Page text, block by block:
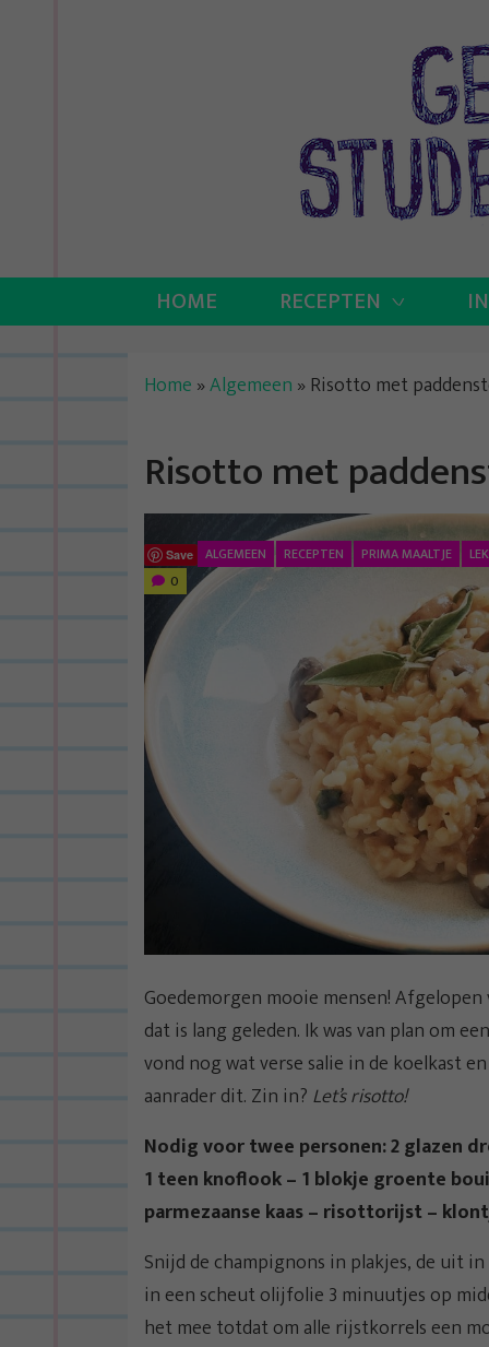
HOME RECEPTEN
Home »Algemeen » Risotto met
Risotto met
Save ALGEMEEN RECEPTEN PRIMA MAALTJE
0
Goedemorgen mooie mensen!
dat is lang geleden. Ik was van plan om
vond nog wat verse salie in de koelkast
aanrader dit. Zin in? Let’s risotto!
Nodig voor twee personen: 2 glazen
1 teen knoflook – 1 blokje groente
parmezaanse kaas – risottorijst –
Snijd de champignons in plakjes, de uit
in een scheut olijfolie 3 minuutjes op
het mee totdat om alle rijstkorrels een